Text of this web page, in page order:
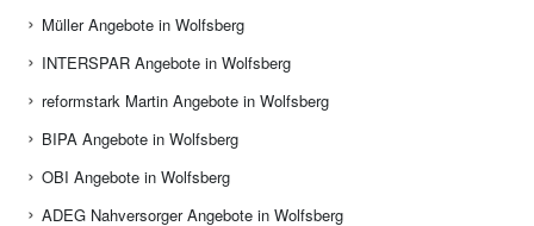
Müller Angebote in Wolfsberg
INTERSPAR Angebote in Wolfsberg
reformstark Martin Angebote in Wolfsberg
BIPA Angebote in Wolfsberg
OBI Angebote in Wolfsberg
ADEG Nahversorger Angebote in Wolfsberg